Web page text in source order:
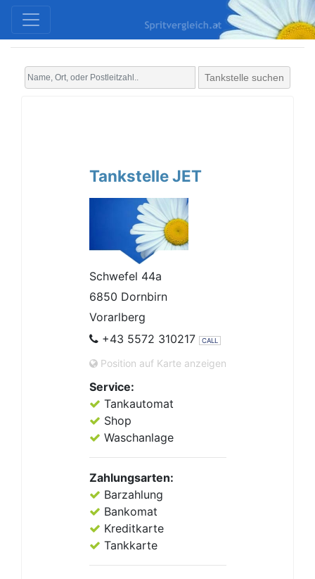
Tankstelle suchen
Tankstelle JET
Schwefel 44a
6850 Dornbirn
Vorarlberg
+43 5572 310217
CALL
Position auf Karte anzeigen
Service:
Tankautomat
Shop
Waschanlage
Zahlungsarten:
Barzahlung
Bankomat
Kreditkarte
Tankkarte